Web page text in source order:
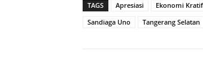
TAGS Apresiasi Ekonomi Kratif
Sandiaga Uno
Tangerang Selatan